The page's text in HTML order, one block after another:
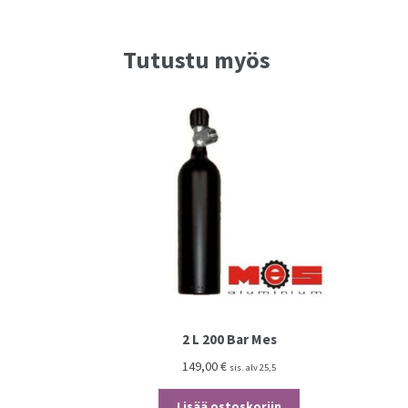
Tutustu myös
2 L 200 Bar Mes
149,00€ sis. alv 25,5